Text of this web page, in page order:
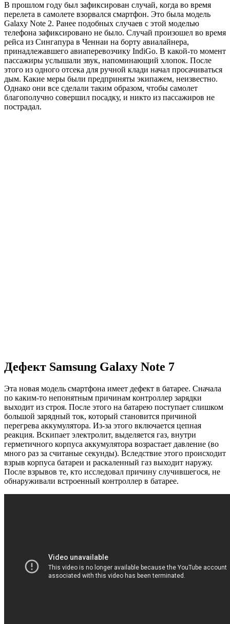
В прошлом году был зафиксирован случай, когда во время
перелета в самолете взорвался смартфон. Это была модель
Galaxy Note 2. Ранее подобных случаев с этой моделью
телефона зафиксировано не было. Случай произошел во время
рейса из Сингапура в Ченнаи на борту авиалайнера,
принадлежавшего авиаперевозчику IndiGo. В какой-то момент
пассажиры услышали звук, напоминающий хлопок. После
этого из одного отсека для ручной клади начал просачиваться
дым. Какие меры были предприняты экипажем, неизвестно.
Однако они все сделали таким образом, чтобы самолет
благополучно совершил посадку, и никто из пассажиров не
пострадал.
Дефект Samsung Galaxy Note 7
Эта новая модель смартфона имеет дефект в батарее. Сначала
по каким-то непонятным причинам контроллер зарядки
выходит из строя. После этого на батарею поступает слишком
большой зарядный ток, который становится причиной
перегрева аккумулятора. Из-за этого включается цепная
реакция. Вскипает электролит, выделяется газ, внутри
герметичного корпуса аккумулятора возрастает давление (во
много раз за считаные секунды). Вследствие этого происходит
взрыв корпуса батареи и раскаленный газ выходит наружу.
После взрывов те, кто исследовал причину случившегося, не
обнаруживали встроенный контроллер в батарее.